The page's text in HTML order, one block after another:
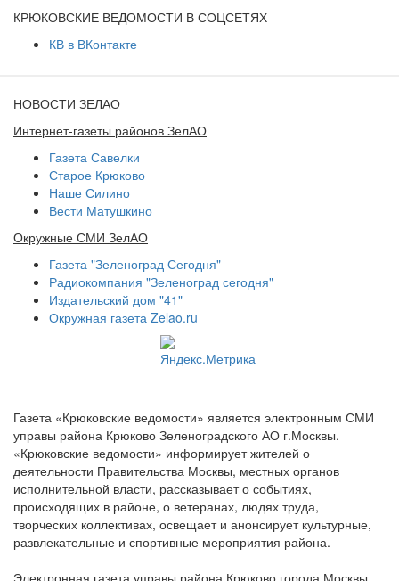
КРЮКОВСКИЕ ВЕДОМОСТИ В СОЦСЕТЯХ
КВ в ВКонтакте
НОВОСТИ ЗЕЛАО
Интернет-газеты районов ЗелАО
Газета Савелки
Старое Крюково
Наше Силино
Вести Матушкино
Окружные СМИ ЗелАО
Газета "Зеленоград Сегодня"
Радиокомпания "Зеленоград сегодня"
Издательский дом "41"
Окружная газета Zelao.ru
Газета «Крюковские ведомости» является электронным СМИ
управы района Крюково Зеленоградского АО г.Москвы.
«Крюковские ведомости» информирует жителей о
деятельности Правительства Москвы, местных органов
исполнительной власти, рассказывает о событиях,
происходящих в районе, о ветеранах, людях труда,
творческих коллективах, освещает и анонсирует культурные,
развлекательные и спортивные мероприятия района.
Электронная газета управы района Крюково города Москвы